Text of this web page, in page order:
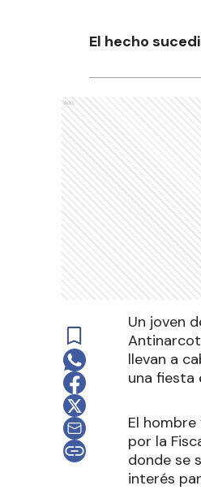
El hecho
Ads
Un joven
llevan a
una fiesta
El
por la
donde se
interés